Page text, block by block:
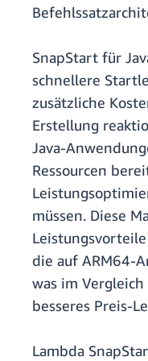
SnapStart für
schnellere
zusätzliche
Erstellung
Java-
Ressourcen
müssen. Diese
die auf ARM64-
was im
besseres Preis-
Lambda